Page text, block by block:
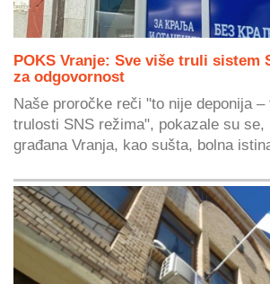
POKS Vranje: Sve više truli sistem
za odgovornost
Naše proročke reči "to nije deponija –
trulosti SNS režima", pokazale su se,
građana Vranja, kao sušta, bolna